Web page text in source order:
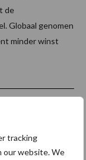
tracking
our website. We
de
Globaal genomen
minder winst